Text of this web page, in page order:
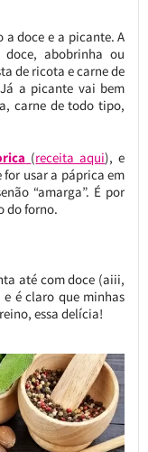
a doce e a picante. A
abobrinha ou
de ricota e carne de
a picante vai bem
carne de todo tipo,
(receita aqui), e
usar a páprica em
“amarga”. É por
do forno.
até com doce (aiii,
e é claro que minhas
essa delícia!